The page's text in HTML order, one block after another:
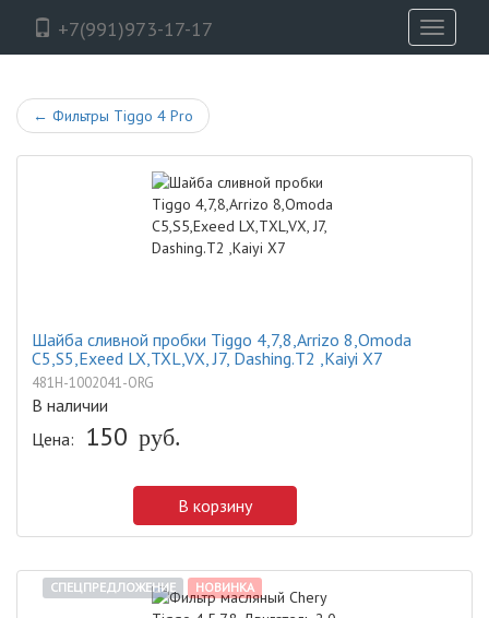
+7(991)973-17-17
Toggle
← Фильтры Tiggo 4 Pro
Шайба сливной пробки Tiggo 4,7,8,Arrizo 8,Omoda
C5,S5,Exeed LX,TXL,VX, J7, Dashing.T2 ,Kaiyi X7
481H-1002041-ORG
В наличии
Цена:
150 руб.
В корзину
СПЕЦПРЕДЛОЖЕНИЕ НОВИНКА